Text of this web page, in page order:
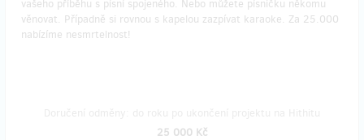
vašeho příběhu s písní spojeného. Nebo můžete písničku někomu
věnovat. Případně si rovnou s kapelou zazpívat karaoke. Za 25.000
nabízíme nesmrtelnost!
25 000 Kč